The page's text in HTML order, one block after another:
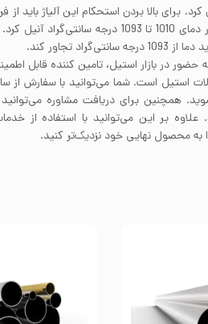
برای بالا بردن استحکام این آلیاژ باید از
استیل 201 را می‌توان در دمای 1010 تا 1093
در بازار استیل، تامین کننده قابل
استیل است. شما می‌توانید با سفارش از
همچنین برای دریافت مشاوره
علاوه بر این می‌توانید با استفاده از
محصول نهایی خود نزدیک‌تر کنید.